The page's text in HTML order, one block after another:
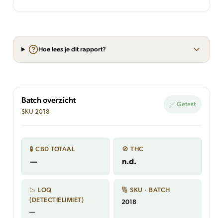
Hoe lees je dit rapport?
Batch overzicht
SKU 2018
✅ Getest
🧪 CBD TOTAAL
—
🚫 THC
n.d.
📉 LOQ
(DETECTIELIMIET)
—
🔢 SKU · BATCH
2018